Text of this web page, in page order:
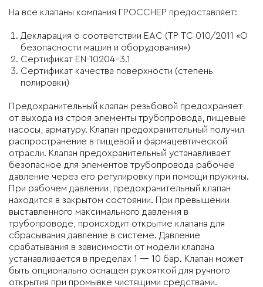
На все клапаны компания ГРОССНЕР предоставляет:
Декларация о соответствии EAC (ТР ТС 010/2011 «О
безопасности машин и оборудования»)
Cертификат EN-10204-3.1
Сертификат качества поверхности (степень
полировки)
Предохранительный клапан резьбовой предохраняет
от выхода из строя элементы трубопровода, пищевые
насосы, арматуру. Клапан предохранительный получил
распространение в пищевой и фармацевтической
отрасли. Клапан предохранительный устанавливает
безопасное для элементов трубопровода рабочее
давление через его регулировку при помощи пружины.
При рабочем давлении, предохранительный клапан
находится в закрытом состоянии. При превышении
выставленного максимального давления в
трубопроводе, происходит открытие клапана для
сбрасывания давление в системе. Давление
срабатывания в зависимости от модели клапана
устанавливается в пределах 1 — 10 бар. Клапан может
быть опционально оснащен рукояткой для ручного
открытия при промывке чистящими средствами.